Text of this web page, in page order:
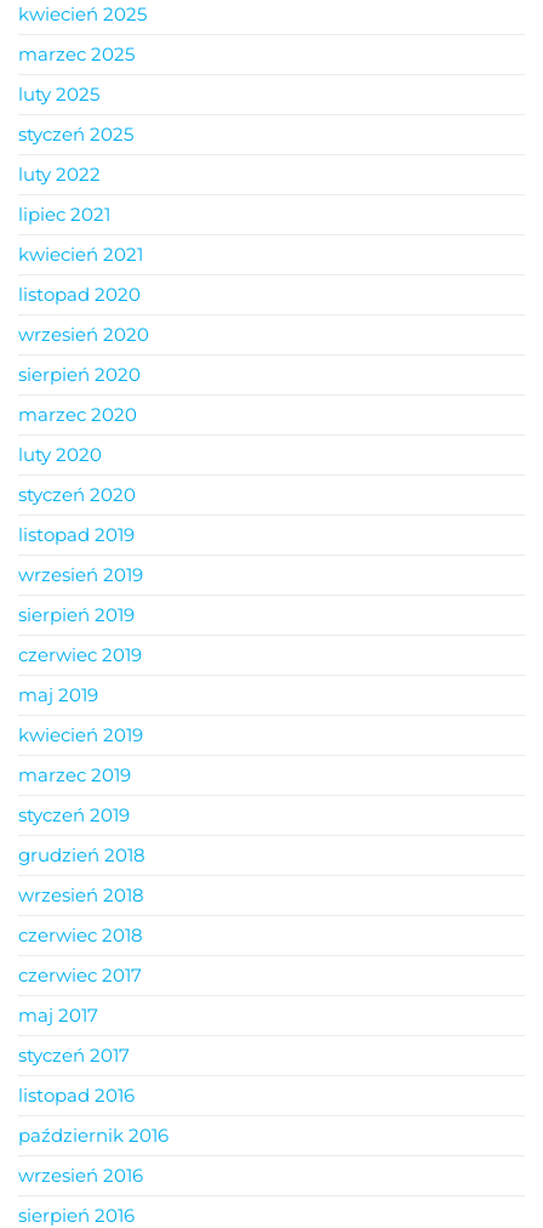
kwiecień 2025
marzec 2025
luty 2025
styczeń 2025
luty 2022
lipiec 2021
kwiecień 2021
listopad 2020
wrzesień 2020
sierpień 2020
marzec 2020
luty 2020
styczeń 2020
listopad 2019
wrzesień 2019
sierpień 2019
czerwiec 2019
maj 2019
kwiecień 2019
marzec 2019
styczeń 2019
grudzień 2018
wrzesień 2018
czerwiec 2018
czerwiec 2017
maj 2017
styczeń 2017
listopad 2016
październik 2016
wrzesień 2016
sierpień 2016